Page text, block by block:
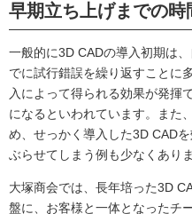
早期立ち上げまでの
一般的に3D CADの導入初期は
でに試行錯誤を繰り返すことに
入によって得られる効果が発揮
になるといわれています。また
め、せっかく導入した3D CAD
ぶらせてしまう例も少なくありま
大塚商会では、長年培った3D
盤に、お客様と一体となったチ